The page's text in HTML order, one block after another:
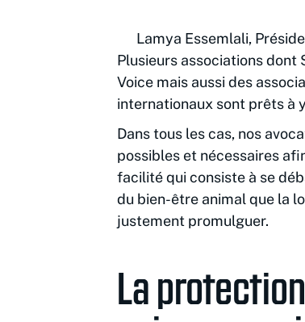
Lamya Essemlali,
Plusieurs associations dont
Voice mais aussi des
internationaux sont prêts à
Dans tous les cas, nos
possibles et nécessaires
facilité qui consiste à se
du bien-être animal que la
justement promulguer.
La